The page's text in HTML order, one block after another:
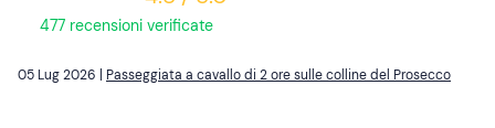
477 recensioni verificate
05 Lug 2026 | Passeggiata a cavallo di 2 ore sulle colline del Prosecco